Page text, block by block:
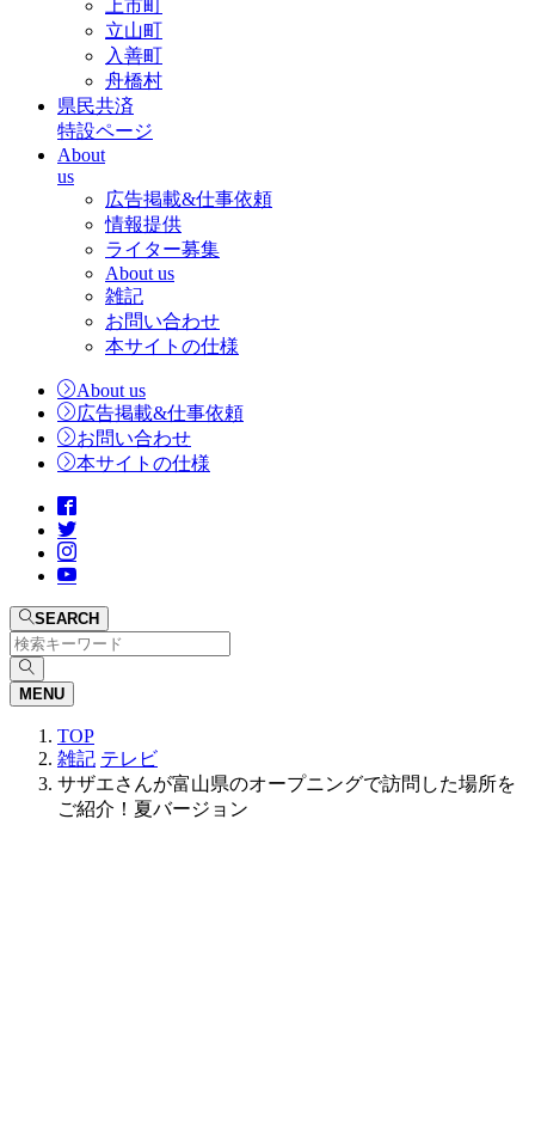
上市町
立山町
入善町
舟橋村
県民共済
特設ページ
About
us
広告掲載&仕事依頼
情報提供
ライター募集
About us
雑記
お問い合わせ
本サイトの仕様
About us
広告掲載&仕事依頼
お問い合わせ
本サイトの仕様
SEARCH
MENU
TOP
雑記 テレビ
サザエさんが富山県のオープニングで訪問した場所を
ご紹介！夏バージョン